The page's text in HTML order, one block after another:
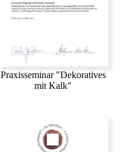
Praxisseminar "Dekoratives
mit Kalk"